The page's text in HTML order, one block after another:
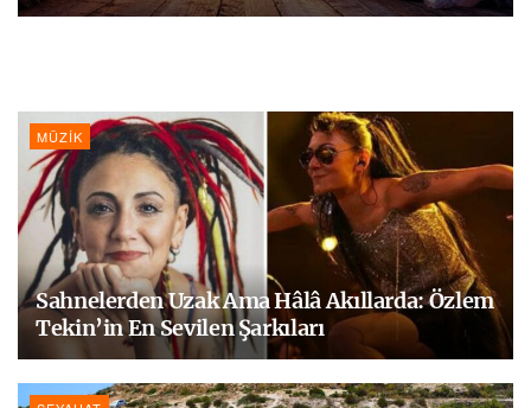
MÜZIK
Sahnelerden Uzak Ama Hâlâ Akıllarda: Özlem
Tekin’in En Sevilen Şarkıları